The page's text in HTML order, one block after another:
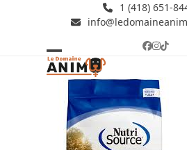
1 (418) 651-
Facebook
Tiktok
Open
mobile
menu
Close
mobile
menu